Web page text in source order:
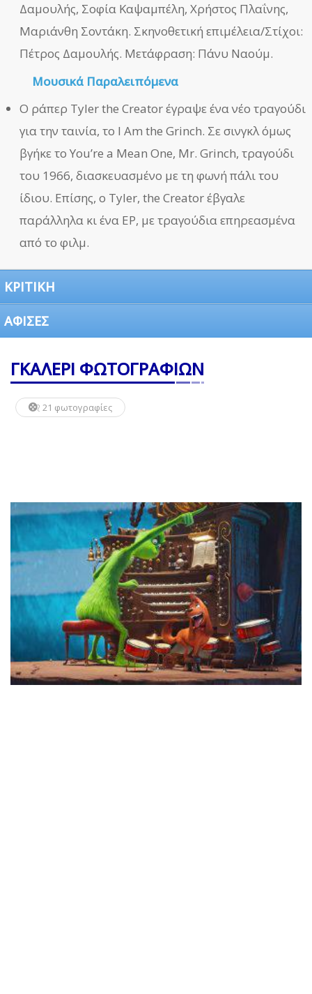
Δαμουλής, Σοφία Καψαμπέλη, Χρήστος Πλαΐνης,
Μαριάνθη Σοντάκη. Σκηνοθετική επιμέλεια/Στίχοι:
Πέτρος Δαμουλής. Μετάφραση: Πάνυ Ναούμ.
Μουσικά Παραλειπόμενα
Ο ράπερ Tyler the Creator έγραψε ένα νέο τραγούδι
για την ταινία, το I Am the Grinch. Σε σινγκλ όμως
βγήκε το You’re a Mean One, Mr. Grinch, τραγούδι
του 1966, διασκευασμένο με τη φωνή πάλι του
ίδιου. Επίσης, ο Tyler, the Creator έβγαλε
παράλληλα κι ένα EP, με τραγούδια επηρεασμένα
από το φιλμ.
ΚΡΙΤΙΚΗ
ΑΦΙΣΕΣ
ΓΚΑΛΕΡΙ ΦΩΤΟΓΡΑΦΙΩΝ
21 φωτογραφίες